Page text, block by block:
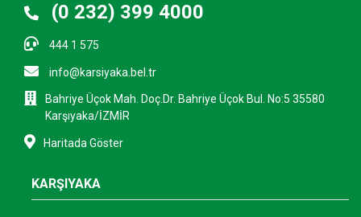
(0 232) 399 4000
444 1 575
info@karsiyaka.bel.tr
Bahriye Üçok Mah. Doç.Dr. Bahriye Üçok Bul. No:5 35580
Karşıyaka/İZMİR
Haritada Göster
KARŞIYAKA